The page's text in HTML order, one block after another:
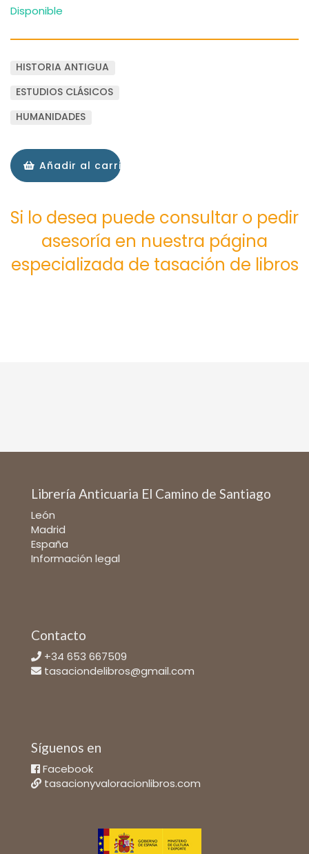
Disponible
HISTORIA ANTIGUA
ESTUDIOS CLÁSICOS
HUMANIDADES
Añadir al carrito
Si lo desea puede consultar o pedir
asesoría en nuestra página
especializada de tasación de libros
Librería Anticuaria El Camino de Santiago
León
Madrid
España
Información legal
Contacto
+34 653 667509
tasaciondelibros@gmail.com
Síguenos en
Facebook
tasacionyvaloracionlibros.com